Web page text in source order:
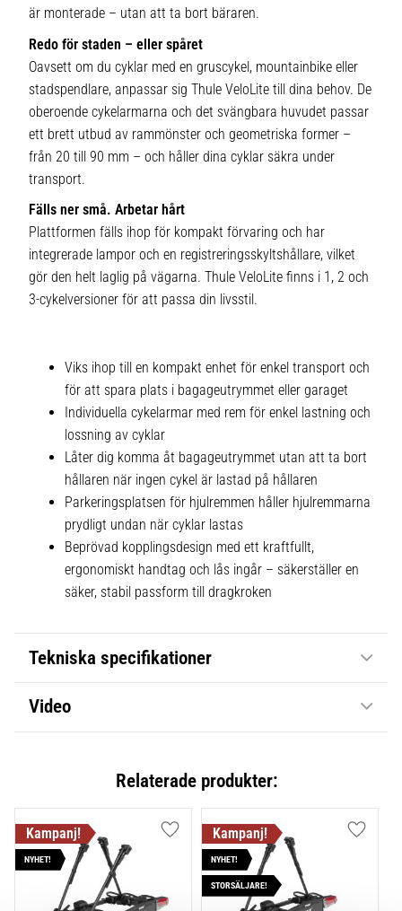
är monterade – utan att ta bort bäraren.
Redo för staden – eller spåret
Oavsett om du cyklar med en gruscykel, mountainbike eller
stadspendlare, anpassar sig Thule VeloLite till dina behov. De
oberoende cykelarmarna och det svängbara huvudet passar
ett brett utbud av rammönster och geometriska former –
från 20 till 90 mm – och håller dina cyklar säkra under
transport.
Fälls ner små. Arbetar hårt
Plattformen fälls ihop för kompakt förvaring och har
integrerade lampor och en registreringsskyltshållare, vilket
gör den helt laglig på vägarna. Thule VeloLite finns i 1, 2 och
3-cykelversioner för att passa din livsstil.
Viks ihop till en kompakt enhet för enkel transport och
för att spara plats i bagageutrymmet eller garaget
Individuella cykelarmar med rem för enkel lastning och
lossning av cyklar
Låter dig komma åt bagageutrymmet utan att ta bort
hållaren när ingen cykel är lastad på hållaren
Parkeringsplatsen för hjulremmen håller hjulremmarna
prydligt undan när cyklar lastas
Beprövad kopplingsdesign med ett kraftfullt,
ergonomiskt handtag och lås ingår – säkerställer en
säker, stabil passform till dragkroken
Tekniska specifikationer
Video
Relaterade produkter:
NYHET!
Lägg till i favoriter
NYHET!
STORSÄLJARE!
Lägg